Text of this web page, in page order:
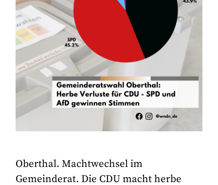
Oberthal. Machtwechsel im
Gemeinderat. Die CDU macht herbe